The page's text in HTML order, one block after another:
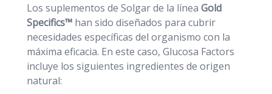
Los suplementos de Solgar de la línea Gold
Specifics™ han sido diseñados para cubrir
necesidades específicas del organismo con la
máxima eficacia. En este caso, Glucosa Factors
incluye los siguientes ingredientes de origen
natural: